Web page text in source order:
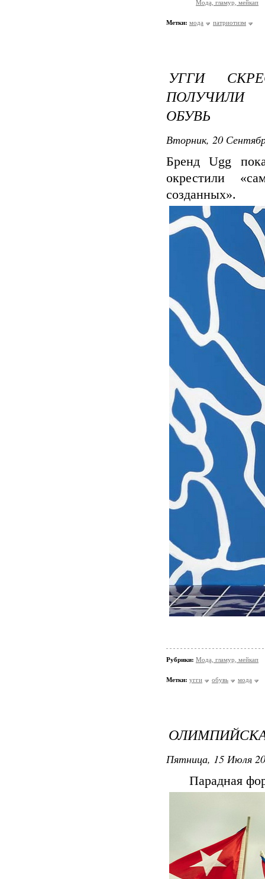
Мода, гламур, мейкап
Метки: мода патриотизм
УГГИ
ПОЛУЧИЛИ
ОБУВЬ
Вторник, 20
Бренд Ugg
окрестили
созданных».
Рубрики: Мода, гламур, мейкап
Метки: угги обувь мода
Пятница, 15 Июля
Парадная